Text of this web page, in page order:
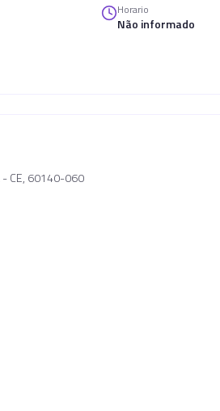
Horario
Não informado
- CE, 60140-060